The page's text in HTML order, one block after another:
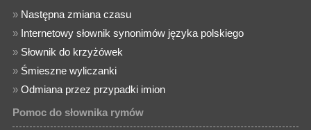
» Następna zmiana czasu
» Internetowy słownik synonimów języka polskiego
» Słownik do krzyżówek
» Śmieszne wyliczanki
»Odmiana przez przypadki imion
Pomoc do słownika rymów